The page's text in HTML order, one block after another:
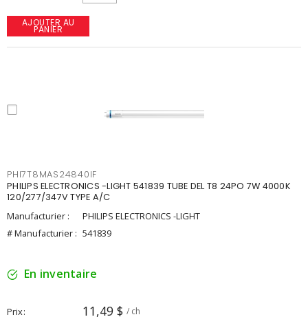
AJOUTER AU
PANIER
PHI7T8MAS24840IF
PHILIPS ELECTRONICS -LIGHT 541839 TUBE DEL T8 24PO 7W 4000K
120/277/347V TYPE A/C
Manufacturier :
PHILIPS ELECTRONICS -LIGHT
# Manufacturier : 541839
En inventaire
Prix 11,49 $ / ch